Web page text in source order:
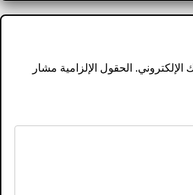
الإلكتروني. الحقول الإلزامية مشار